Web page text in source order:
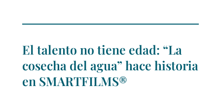
El talento no tiene edad: “La
cosecha del agua” hace historia
en SMARTFILMS®